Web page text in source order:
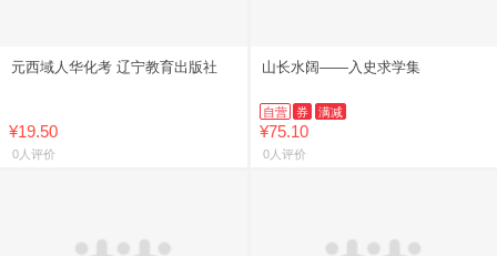
元西域人华化考 辽宁教育出版社
¥19.50
0人评价
山长水阔——入史求学集
自营 券 满减
¥75.10
0人评价